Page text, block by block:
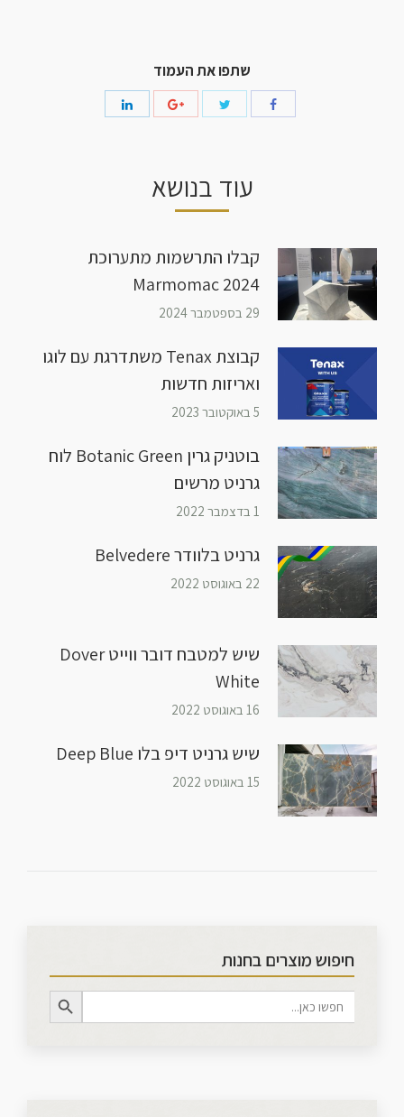
שתפו את העמוד
עוד בנושא
קבלו התרשמות מתערוכת
Marmomac 2024
29 בספטמבר 2024
קבוצת Tenax משתדרגת עם לוגו
ואריזות חדשות
5 באוקטובר 2023
בוטניק גרין Botanic Green לוח
גרניט מרשים
1 בדצמבר 2022
גרניט בלוודר Belvedere
22 באוגוסט 2022
שיש למטבח דובר ווייט Dover
White
16 באוגוסט 2022
שיש גרניט דיפ בלו Deep Blue
15 באוגוסט 2022
חיפוש מוצרים בחנות
Search
for:
Search Button